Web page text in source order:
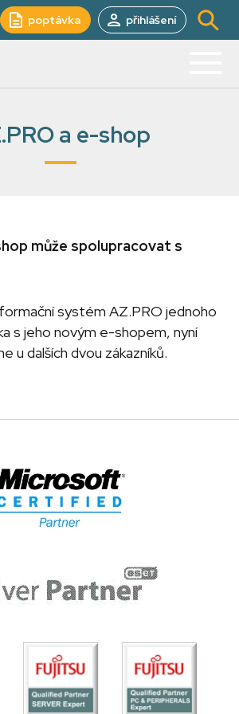
poptávka přihlášení
a e-shop
může spolupracovat s
systém AZ.PRO jednoho
s jeho novým e-shopem, nyní
u dalších dvou zákazníků.